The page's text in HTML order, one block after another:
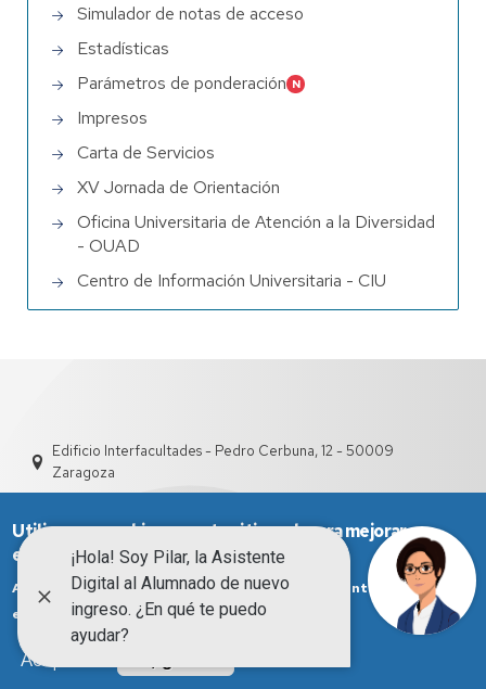
Simulador de notas de acceso
Estadísticas
Parámetros de ponderación
Impresos
Carta de Servicios
XV Jornada de Orientación
Oficina Universitaria de Atención a la Diversidad
- OUAD
Centro de Información Universitaria - CIU
Edificio Interfacultades - Pedro Cerbuna, 12 - 50009
Zaragoza
Aviso Legal
Política de Privacidad
Política de Cookies
Utilizamos cookies en este sitio web para mejorar su
experiencia de usuario.
Al hacer click en Aceptar, otorga su consentimiento para que
establezcamos cookies. Más info
Aceptar